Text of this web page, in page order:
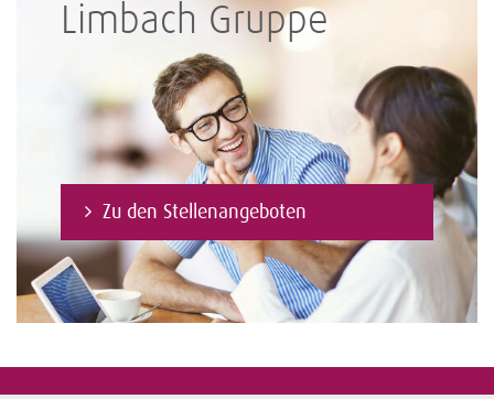
Limbach Gruppe
Zu den Stellenangeboten